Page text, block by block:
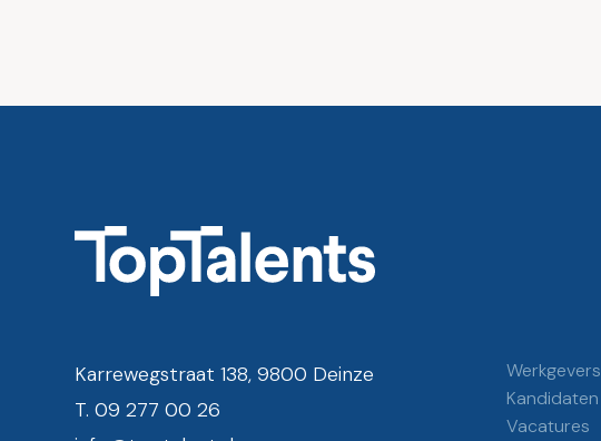
Karrewegstraat 138, 9800 Deinze
T. 09 277 00 26
Werkgevers
Kandidaten
Vacatures